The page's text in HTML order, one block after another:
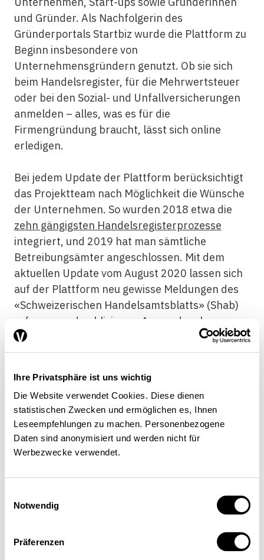
Ihre Privatsphäre ist uns wichtig
Die Website verwendet Cookies. Diese dienen
statistischen Zwecken und ermöglichen es, Ihnen
Leseempfehlungen zu machen. Personenbezogene
Daten sind anonymisiert und werden nicht für
Werbezwecke verwendet.
Notwendig
Präferenzen
und Gründer. Als Nachfolgerin des
Gründerportals Startbiz wurde die Plattform zu
Beginn insbesondere von
Unternehmensgründern genutzt. Ob sie sich
beim Handelsregister, für die Mehrwertsteuer
oder bei den Sozial- und Unfallversicherungen
anmelden – alles, was es für die
Firmengründung braucht, lässt sich online
erledigen.
Bei jedem Update der Plattform berücksichtigt
das Projektteam nach Möglichkeit die Wünsche
der Unternehmen. So wurden 2018 etwa die
zehn gängigsten Handelsregisterprozesse
integriert, und 2019 hat man sämtliche
Betreibungsämter angeschlossen. Mit dem
aktuellen Update vom August 2020 lassen sich
auf der Plattform neu gewisse Meldungen des
«Schweizerischen Handelsamtsblatts» (Shab)
erfassen und publizieren. Ausserdem kann man
beim Institut für Geistiges Eigentum (IGE) via
«E-Trademark» elektronisch seine Marke
Jedes Mal wenn ein neues Angebot
aufgeschaltet wird, durchläuft es den gleichen
Prozess. Dieses effiziente Projektmanagement
erlaubt es, dass den Unternehmen ungefähr
angeboten werden können. Mit einem
Angebotsausbau verbessern sich meist auch
der Ausbaustandard und die
was die meisten Plattformen nicht haben. Zum